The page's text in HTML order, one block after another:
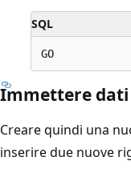
SQL
Immettere dati
Creare quindi una
inserire due nuove